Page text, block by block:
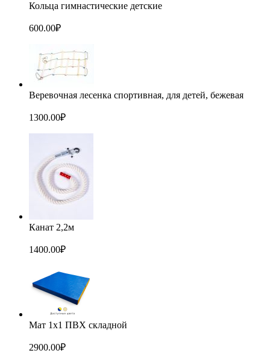
Кольца гимнастические детские
600.00₽
Веревочная лесенка спортивная, для детей, бежевая
1300.00₽
Канат 2,2м
1400.00₽
Мат 1х1 ПВХ складной
2900.00₽